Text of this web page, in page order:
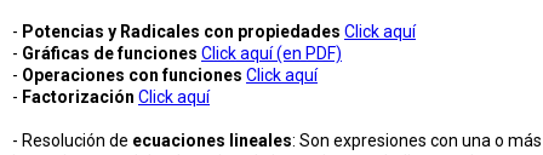
- Potencias y Radicales con propiedades Click aquí
- Gráficas de funciones Click aquí (en PDF)
- Operaciones con funciones Click aquí
- Factorización Click aquí
- Resolución de ecuaciones lineales: Son expresiones con una o más